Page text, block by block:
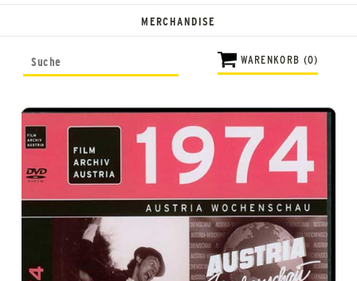
MERCHANDISE
WARENKORB (0)